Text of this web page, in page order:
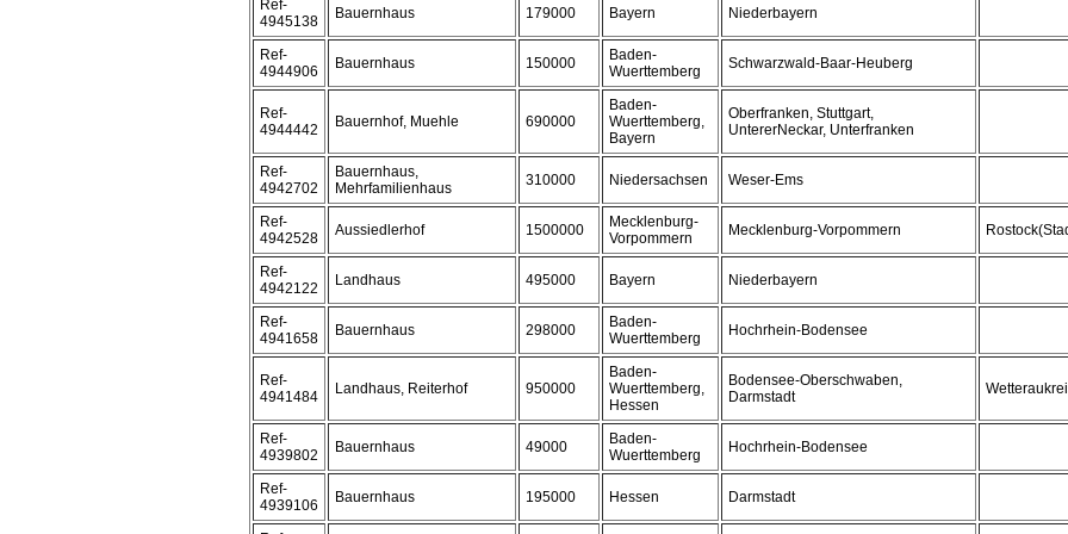
Ref-
4945138
Bauernhaus 179000 Bayern Niederbayern
Ref-
4944906
Bauernhaus 150000
Baden-
Wuerttemberg
Schwarzwald-Baar-Heuberg
Ref-
4944442
Bauernhof, Muehle 690000
Baden-
Wuerttemberg,
Bayern
Oberfranken, Stuttgart,
UntererNeckar, Unterfranken
Ref-
4942702
Bauernhaus,
Mehrfamilienhaus
310000 Niedersachsen Weser-Ems
Ref-
4942528
Aussiedlerhof 1500000
Mecklenburg-
Vorpommern
Mecklenburg-Vorpommern
Ref-
4942122
Landhaus 495000 Bayern Niederbayern
Ref-
4941658
Bauernhaus 298000
Baden-
Wuerttemberg
Hochrhein-Bodensee
Ref-
4941484
Landhaus, Reiterhof 950000
Baden-
Wuerttemberg,
Hessen
Bodensee-Oberschwaben,
Darmstadt
Ref-
4939802
Bauernhaus 49000
Baden-
Wuerttemberg
Hochrhein-Bodensee
Ref-
4939106
Bauernhaus 195000 Hessen Darmstadt